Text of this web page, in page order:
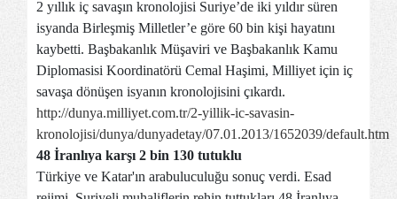
2 yıllık iç savaşın kronolojisi Suriye’de iki yıldır süren
isyanda Birleşmiş Milletler’e göre 60 bin kişi hayatını
kaybetti. Başbakanlık Müşaviri ve Başbakanlık Kamu
Diplomasisi Koordinatörü Cemal Haşimi, Milliyet için iç
savaşa dönüşen isyanın kronolojisini çıkardı.
http://dunya.milliyet.com.tr/2-yillik-ic-savasin-
kronolojisi/dunya/dunyadetay/07.01.2013/1652039/default.htm
48 İranlıya karşı 2 bin 130 tutuklu
Türkiye ve Katar'ın arabuluculuğu sonuç verdi. Esad